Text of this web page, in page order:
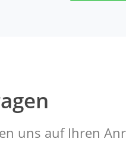
uns auf Ihren